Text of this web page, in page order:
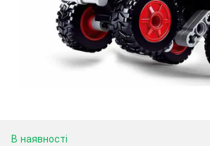
В наявності